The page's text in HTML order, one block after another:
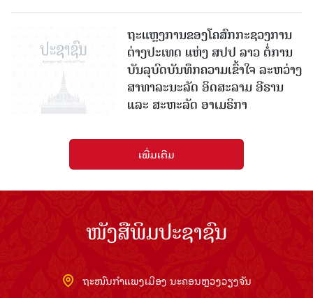
ຖະແຫຼງການຂອງໂຄສົກກະຊວງການ
ຕ່າງປະເທດ ແຫ່ງ ສປປ ລາວ ຕໍ່ການ
ບັນລຸບົດບັນທຶກຄວາມເຂົ້າໃຈ ລະຫວ່າງ
ສາທາລະນະລັດ ອິດສະລາມ ອີຣານ
ແລະ ສະຫະລັດ ອາເມຣິກາ
ເພີ່ມເຕີມ
ໜັງສືພິມປະຊາຊົນ
ຖະໜົນກຳແພງເມືອງ ນະຄອນຫຼວງວຽງຈັນ